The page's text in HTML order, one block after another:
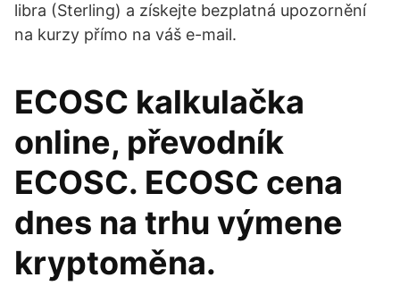
libra (Sterling) a získejte bezplatná upozornění
na kurzy přímo na váš e-mail.
ECOSC kalkulačka
online, převodník
ECOSC. ECOSC cena
dnes na trhu výmene
kryptoměna.